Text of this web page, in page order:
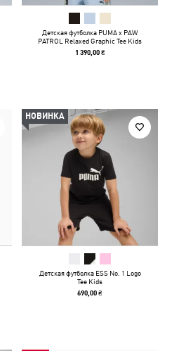
Детская футболка PUMA x PAW
PATROL Relaxed Graphic Tee Kids
1 390,00 ₴
НОВИНКА
Детская футболка ESS No. 1 Logo
Tee Kids
690,00 ₴